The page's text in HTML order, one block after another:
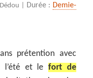
Dédou | Durée : Demie-
prétention avec
l’été et le fort de